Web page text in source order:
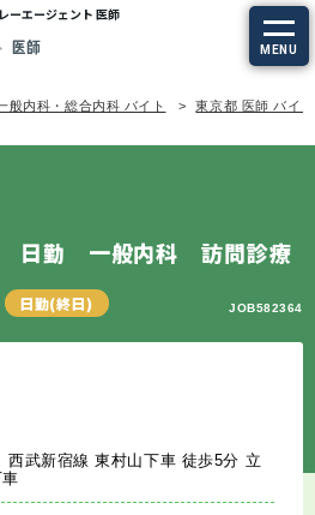
ーエージェント 医師
MENU
般内科・総合内科 バイト 東京都 医師 バイト
日勤 一般内科 訪問診療
日勤(終日) JOB582364
西武新宿線 東村山下車 徒歩5分 立